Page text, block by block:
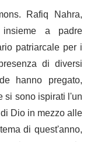
Rafiq Nahra,
a padre
patriarcale per i
di diversi
hanno pregato,
sono ispirati l'un
Dio in mezzo alle
di quest'anno,